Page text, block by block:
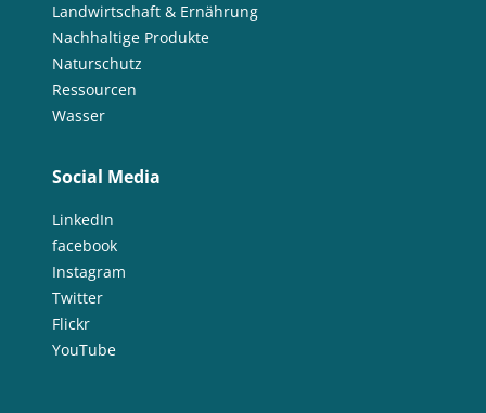
Landwirtschaft & Ernährung
Nachhaltige Produkte
Naturschutz
Ressourcen
Wasser
Social Media
LinkedIn
facebook
Instagram
Twitter
Flickr
YouTube